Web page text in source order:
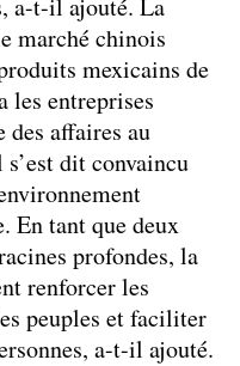
marché chinois
mexicains de
les entreprises
affaires au
dit convaincu
En tant que deux
profondes, la
renforcer les
peuples et faciliter
a-t-il ajouté.